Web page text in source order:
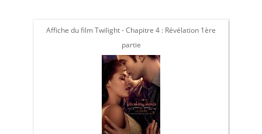
Affiche du film Twilight - Chapitre 4 : Révélation 1ère
partie